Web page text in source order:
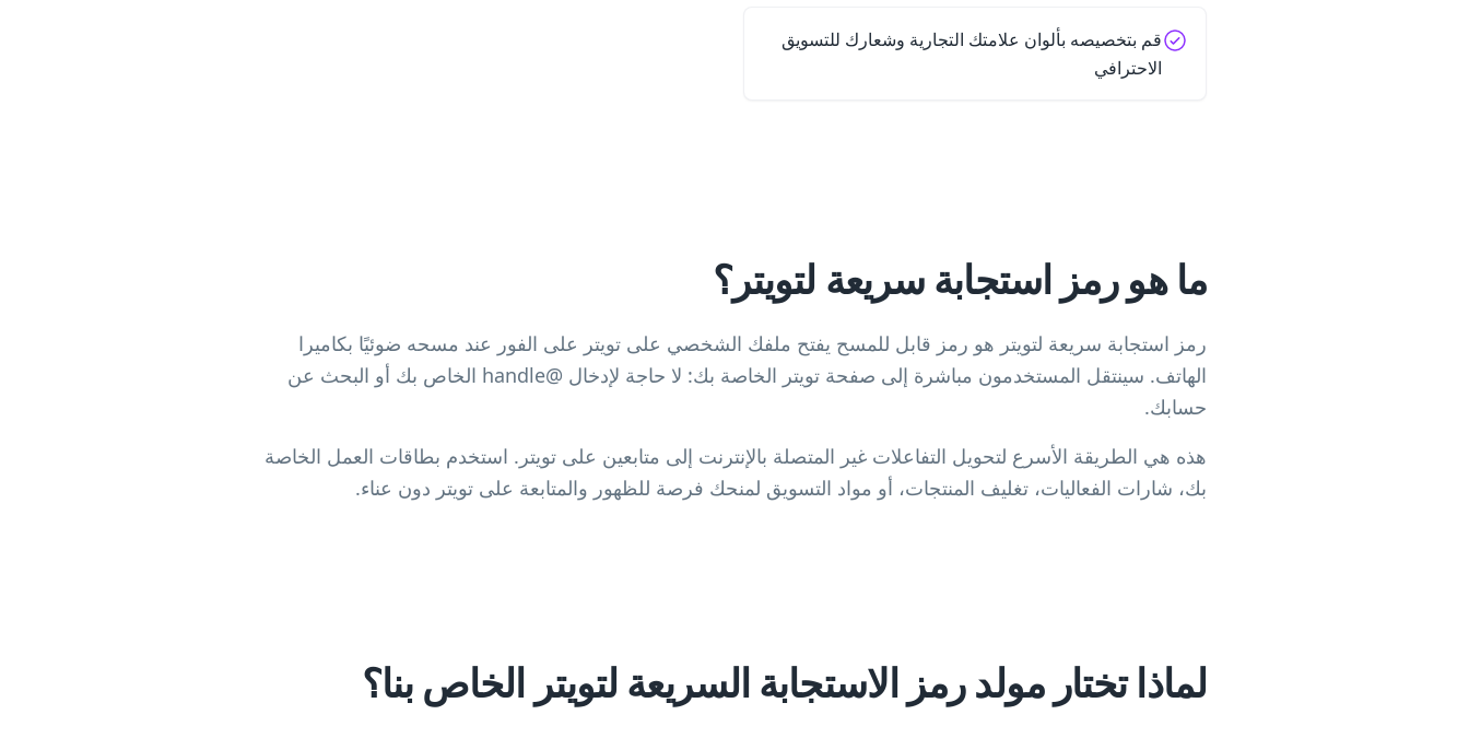
قم بتخصيصه بألوان علامتك التجارية وشعارك للتسويق
الاحترافي
ما هو رمز استجابة سريعة لتويتر؟
رمز استجابة سريعة لتويتر هو رمز قابل للمسح يفتح ملفك الشخصي على تويتر على الفور عند مسحه ضوئيًا بكاميرا
الهاتف. سينتقل المستخدمون مباشرة إلى صفحة تويتر الخاصة بك: لا حاجة لإدخال @handle الخاص بك أو البحث عن
حسابك.
هذه هي الطريقة الأسرع لتحويل التفاعلات غير المتصلة بالإنترنت إلى متابعين على تويتر. استخدم بطاقات العمل الخاصة
بك، شارات الفعاليات، تغليف المنتجات، أو مواد التسويق لمنحك فرصة للظهور والمتابعة على تويتر دون عناء.
لماذا تختار مولد رمز الاستجابة السريعة لتويتر الخاص بنا؟